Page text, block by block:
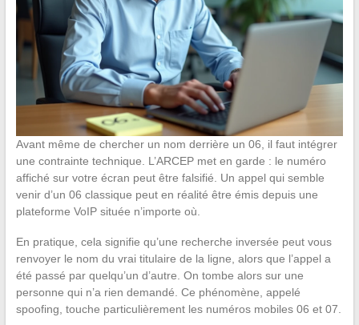
Avant même de chercher un nom derrière un 06, il faut intégrer
une contrainte technique. L’ARCEP met en garde : le numéro
affiché sur votre écran peut être falsifié. Un appel qui semble
venir d’un 06 classique peut en réalité être émis depuis une
plateforme VoIP située n’importe où.
En pratique, cela signifie qu’une recherche inversée peut vous
renvoyer le nom du vrai titulaire de la ligne, alors que l’appel a
été passé par quelqu’un d’autre. On tombe alors sur une
personne qui n’a rien demandé. Ce phénomène, appelé
spoofing, touche particulièrement les numéros mobiles 06 et 07.